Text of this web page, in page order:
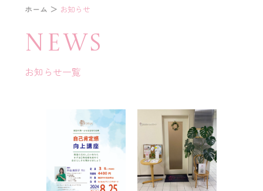
ホーム ＞ お知らせ
NEWS
お知らせ一覧